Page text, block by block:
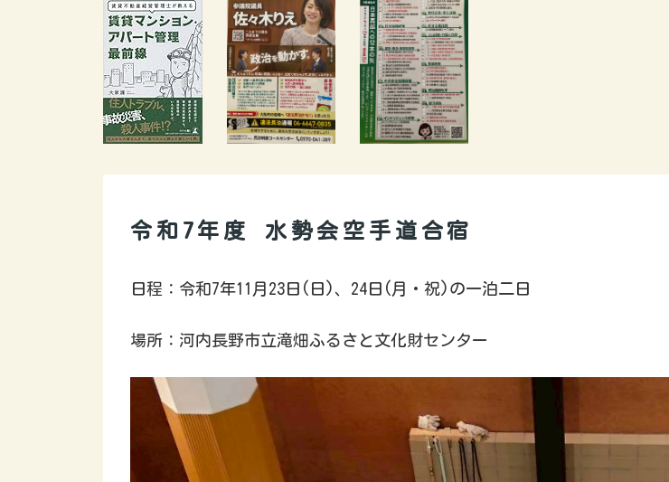
令和7年度 水勢会空手道合宿
日程：令和7年11月23日(日)、24日(月・祝)の一泊二日
場所：河内長野市立滝畑ふるさと文化財センター